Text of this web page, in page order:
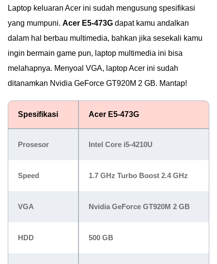
Laptop keluaran Acer ini sudah mengusung spesifikasi
yang mumpuni. Acer E5-473G dapat kamu andalkan
dalam hal berbau multimedia, bahkan jika sesekali kamu
ingin bermain game pun, laptop multimedia ini bisa
melahapnya. Menyoal VGA, laptop Acer ini sudah
ditanamkan Nvidia GeForce GT920M 2 GB. Mantap!
Spesifikasi Acer E5-473G
Prosesor Intel Core i5-4210U
Speed 1.7 GHz Turbo Boost 2.4 GHz
VGA Nvidia GeForce GT920M 2 GB
HDD 500 GB